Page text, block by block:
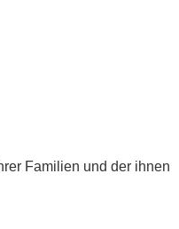
Familien und der ihnen